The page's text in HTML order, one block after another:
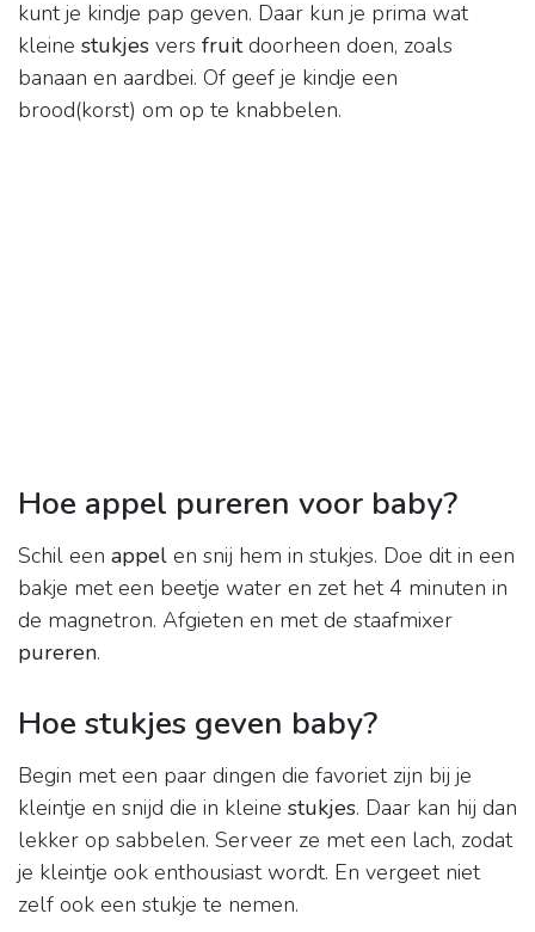
kunt je kindje pap geven. Daar kun je prima wat
kleine stukjes vers fruitdoorheen doen, zoals
banaan en aardbei. Of geef je kindje een
brood(korst) om op te knabbelen.
Hoe appel pureren voor baby?
Schil een appel en snij hem in stukjes. Doe dit in een
bakje met een beetje water en zet het 4 minuten in
de magnetron. Afgieten en met de staafmixer
pureren.
Hoe stukjes geven baby?
Begin met een paar dingen die favoriet zijn bij je
kleintje en snijd die in kleine stukjes. Daar kan hij dan
lekker op sabbelen. Serveer ze met een lach, zodat
je kleintje ook enthousiast wordt. En vergeet niet
zelf ook een stukje te nemen.